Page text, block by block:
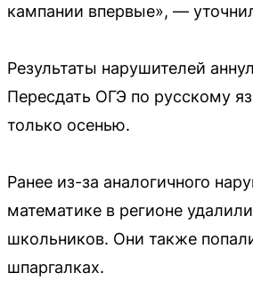
кампании впервые», —
Результаты нарушителей
Пересдать ОГЭ по русскому
только осенью.
Ранее из-за аналогичного
математике в регионе
школьников. Они также
шпаргалках.